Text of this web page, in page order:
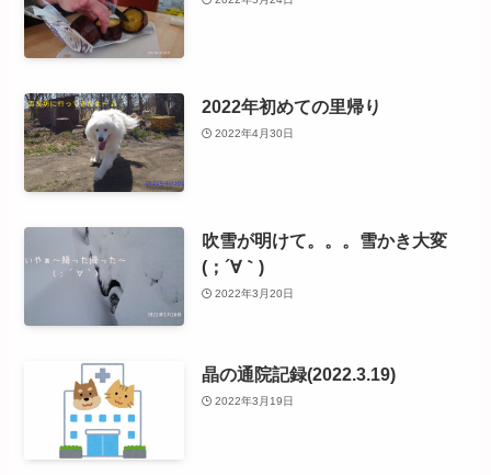
2022年初めての里帰り
2022年4月30日
吹雪が明けて。。。雪かき大変
(；´∀｀)
2022年3月20日
晶の通院記録(2022.3.19)
2022年3月19日